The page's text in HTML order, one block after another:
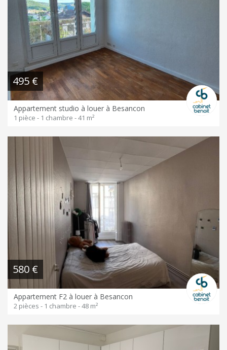
495 €
Appartement studio à louer à Besancon
1 pièce - 1 chambre - 41 m²
580 €
Appartement F2 à louer à Besancon
2 pièces - 1 chambre - 48 m²